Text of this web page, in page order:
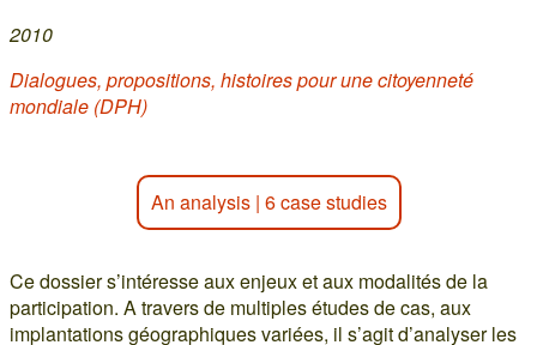
2010
Dialogues, propositions, histoires pour une citoyenneté
mondiale (DPH)
An analysis| 6 case studies
Ce dossier s’intéresse aux enjeux et aux modalités de la
participation. A travers de multiples études de cas, aux
implantations géographiques variées, il s’agit d’analyser les